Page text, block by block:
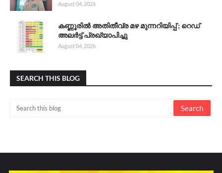
August 04, 2026
കണ്ണൂരിൽ അതിതീവ്ര മഴ മുന്നറിയിപ്പ് ; റെഡ്
അലർട്ട് പ്രഖ്യാപിച്ചു
August 04, 2026
SEARCH THIS BLOG